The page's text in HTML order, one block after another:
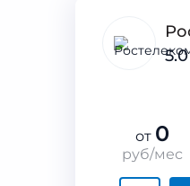
от 0
руб/мес